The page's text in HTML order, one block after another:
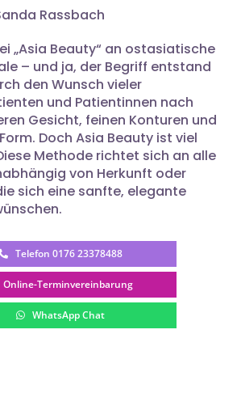
Rassbach
„Asia Beauty“ an ostasiatische
– und ja, der Begriff entstand
den Wunsch vieler
und Patientinnen nach
Gesicht, feinen Konturen und
Doch Asia Beauty ist viel
Methode richtet sich an alle
von Herkunft oder
sich eine sanfte, elegante
Telefon 0176 23378488
Online-Terminvereinbarung
WhatsApp Chat